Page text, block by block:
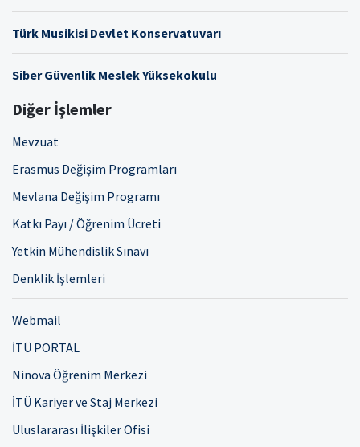
Türk Musikisi Devlet Konservatuvarı
Siber Güvenlik Meslek Yüksekokulu
Diğer İşlemler
Mevzuat
Erasmus Değişim Programları
Mevlana Değişim Programı
Katkı Payı / Öğrenim Ücreti
Yetkin Mühendislik Sınavı
Denklik İşlemleri
Webmail
İTÜ PORTAL
Ninova Öğrenim Merkezi
İTÜ Kariyer ve Staj Merkezi
Uluslararası İlişkiler Ofisi